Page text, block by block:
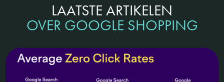
LAATSTE ARTIKELEN
OVER GOOGLE SHOPPING